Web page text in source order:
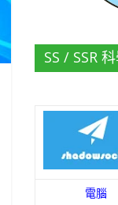
SS / SSR
電腦